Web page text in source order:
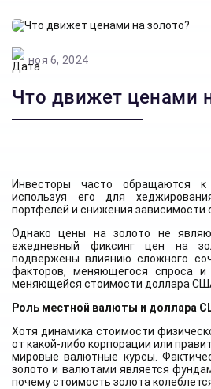
ноя 6, 2024
Что движет ценами
Инвесторы часто обращаются к
используя его для
портфелей и снижения зависимости
Однако цены на золото не
ежедневный фиксинг цен на
подвержены влиянию сложного
факторов, меняющегося спроса
меняющейся стоимости доллара
Роль местной валюты и доллара
Хотя динамика стоимости
от какой-либо корпорации или
мировые валютные курсы.
золото и валютами является
почему стоимость золота